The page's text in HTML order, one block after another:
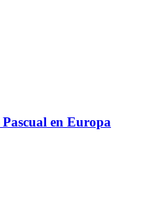
en Europa